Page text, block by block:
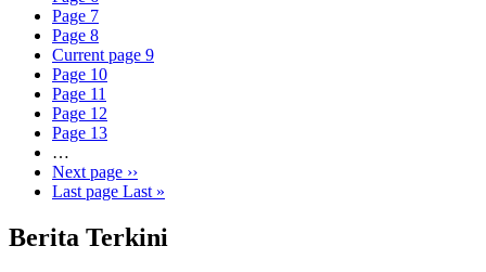
Page 7
Page 8
Current page 9
Page 10
Page 11
Page 12
Page 13
…
Next page ››
Last page Last »
Berita Terkini